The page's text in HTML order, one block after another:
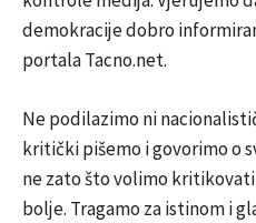
demokracije dobro
portala Tacno.net.
Ne podilazimo ni
kritički pišemo i govorimo o
ne zato što volimo
bolje. Tragamo za istinom i